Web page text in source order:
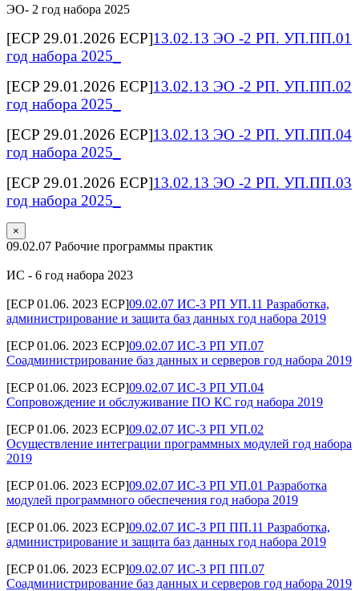
ЭО- 2 год набора 2025
[ECP 29.01.2026 ECP]13.02.13 ЭО -2 РП. УП.ПП.01
год набора 2025_
[ECP 29.01.2026 ECP]13.02.13 ЭО -2 РП. УП.ПП.02
год набора 2025_
[ECP 29.01.2026 ECP]13.02.13 ЭО -2 РП. УП.ПП.04
год набора 2025_
[ECP 29.01.2026 ECP]13.02.13 ЭО -2 РП. УП.ПП.03
год набора 2025_
×
09.02.07 Рабочие программы практик
ИС - 6 год набора 2023
[ECP 01.06. 2023 ECP]09.02.07 ИС-3 РП УП.11 Разработка,
администрирование и защита баз данных год набора 2019
[ECP 01.06. 2023 ECP]09.02.07 ИС-3 РП УП.07
Соадминистрирование баз данных и серверов год набора 2019
[ECP 01.06. 2023 ECP]09.02.07 ИС-3 РП УП.04
Сопровождение и обслуживание ПО КС год набора 2019
[ECP 01.06. 2023 ECP]09.02.07 ИС-3 РП УП.02
Осуществление интеграции программных модулей год набора
2019
[ECP 01.06. 2023 ECP]09.02.07 ИС-3 РП УП.01 Разработка
модулей программного обеспечения год набора 2019
[ECP 01.06. 2023 ECP]09.02.07 ИС-3 РП ПП.11 Разработка,
администрирование и защита баз данных год набора 2019
[ECP 01.06. 2023 ECP]09.02.07 ИС-3 РП ПП.07
Соадминистрирование баз данных и серверов год набора 2019